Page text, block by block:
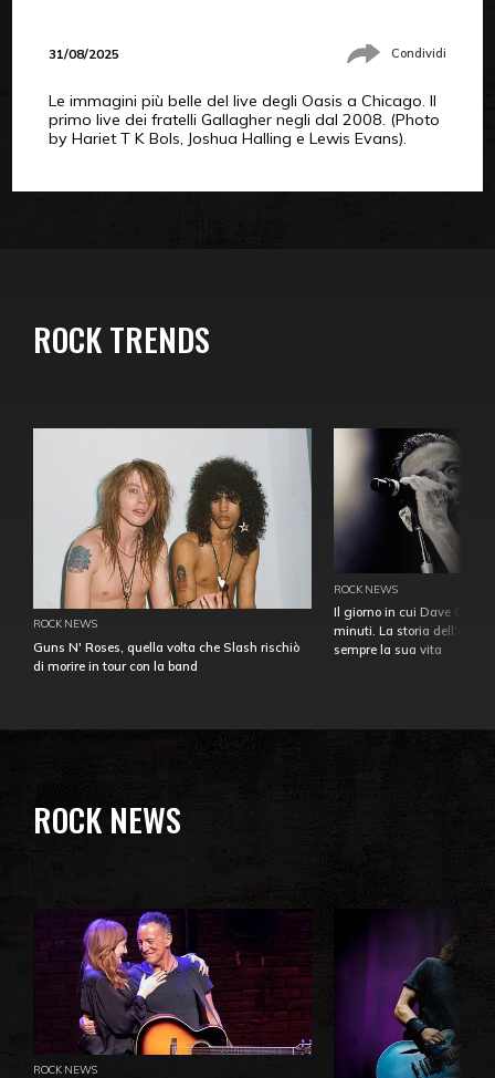
31/08/2025 Condividi
Le immagini più belle del live degli Oasis a Chicago. Il
primo live dei fratelli Gallagher negli dal 2008. (Photo
by Hariet T K Bols, Joshua Halling e Lewis Evans).
ROCK TRENDS
ROCK NEWS
Guns N' Roses, quella volta che Slash rischiò
di morire in tour con la band
ROCK NEWS
Il giorno in cui Dave
minuti. La storia
sempre la sua vita
ROCK NEWS
ROCK NEWS